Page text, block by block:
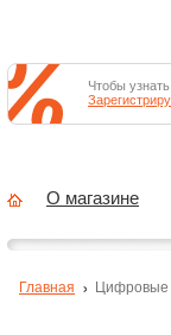
Главная Цифровые
Чтобы
О магазине